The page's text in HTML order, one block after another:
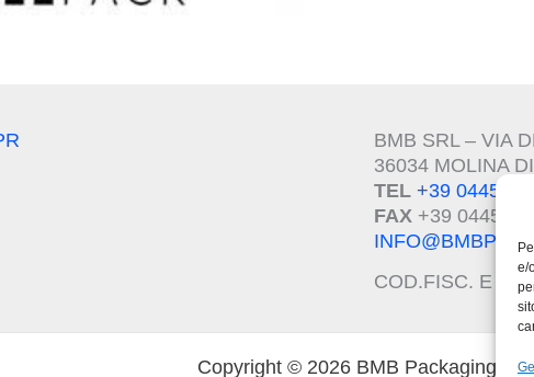
e/
BMB SRL – VIA
36034 MOLINA
TEL +39
FAX +39
COD.FISC. E
Copyright © 2026 BMB Packaging